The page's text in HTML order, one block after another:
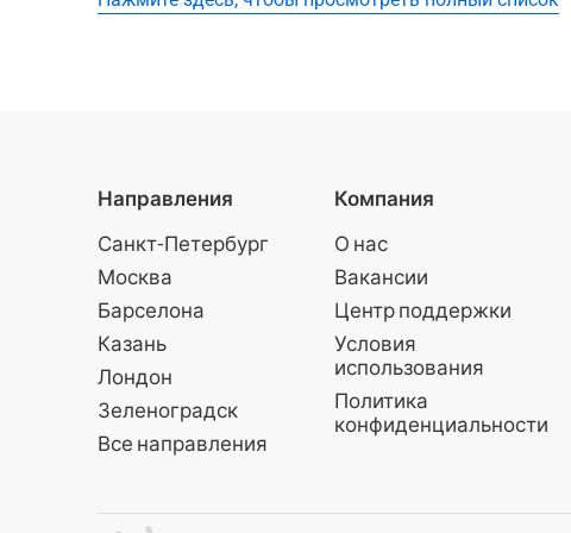
Направления
Санкт-Петербург
Москва
Барселона
Казань
Лондон
Зеленоградск
Все направления
Компания
О нас
Вакансии
Центр поддержки
Условия
использования
Политика
конфиденциальности